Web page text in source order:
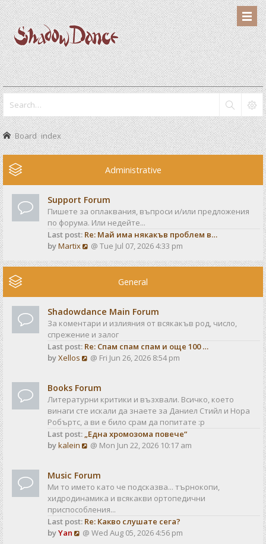
Board index
Administrative
Support Forum
Пишете за оплаквания, въпроси и/или предложения
по форума. Или недейте...
Last post: Re: Май има някакъв проблем в…
byMartix
V
e
e
l
a
t
e
p
o
s
@ Tue Jul 07, 2026 4:33 pm
General
Shadowdance Main Forum
За коментари и излияния от всякакъв род, число,
спрежение и залог
Last post: Re: Спам спам спам и още 100 …
byXellos
V
w
t
h
e
l
a
s
t
p
o
s
t
@ Fri Jun 26, 2026 8:54 pm
Books Forum
Литературни критики и възхвали. Всичко, което
винаги сте искали да знаете за Даниел Стийл и Нора
Робъртс, а ви е било срам да попитате :р
Last post: „Една хромозома повече“
bykalein
V
w
t
h
e
l
a
@ Mon Jun 22, 2026 10:17 am
Music Forum
Ми то името като че подсказва... търнокопи,
хидродинамика и всякакви ортопедични
приспособления...
Last post: Re: Какво слушате сега?
byYan
V@ Wed Aug 05, 2026 4:56 pm